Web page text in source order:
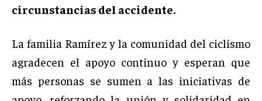
circunstancias del accidente.
La familia Ramírez y la comunidad del ciclismo
agradecen el apoyo continuo y esperan que
más personas se sumen a las iniciativas de